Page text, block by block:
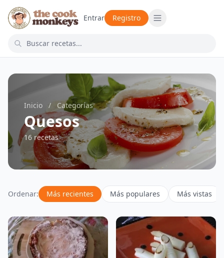
Entrar Registro
Inicio / Categorías
Quesos
16 recetas
Ordenar: Más recientes Más populares Más vistas